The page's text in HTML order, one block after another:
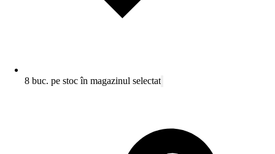
8 buc. pe stoc în magazinul selectat